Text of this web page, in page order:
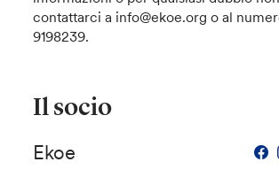
contattarci a info@ekoe.org o al
9198239.
Il socio
Ekoe